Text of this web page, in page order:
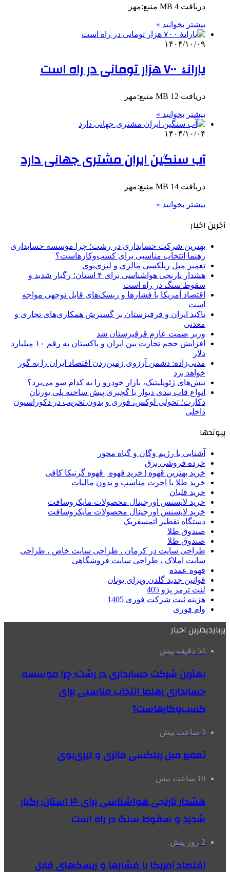
دریافت 4 MB منبع:مهر
بیشتر بخوانید »
۱۴۰۴/۱۰/۰۹
یارانۀ ۷۰۰ هزار تومانی در راه است
دریافت 12 MB منبع:مهر
بیشتر بخوانید »
۱۴۰۴/۱۰/۰۴
آب سنگین ایران مشتری جهانی دارد
دریافت 14 MB منبع:مهر
بیشتر بخوانید »
آخرین اخبار
بهترین شرکت حسابداری در رشت؛ چرا موسسه حسابداری
رهنما انتخاب مناسبی برای کسب‌وکارهاست؟
تعمیر مبل ریلکسی مالزی و لیزی‌بوی
هشدار نارنجی هواشناسی برای ۴ استان؛ رگبار شدید و
سقوط سنگ در راه است
اقتصاد آمریکا با فشارها و ریسک‌های قابل توجهی مواجه
است
تاکید ایران و قرقیزستان بر گسترش همکاری‌های تجاری و
معدنی
وزیر صمت عازم قرقیزستان شد
افزایش حجم تجارت بین ایران و پاکستان به رقم ۱۰ میلیارد
دلار
مدنی‌زاده: دشمن آرزوی زمین‌زدن اقتصاد ایران را به گور
خواهد برد
تنش‌های ژئوپلیتیک، بازار خودرو را به کدام سو می‌برد؟
انواع قاب بندی دیوار با گچبری پیش ساخته پلی یورتان
دکارت؛ تحولی لوکس، فوری و بدون تخریب در دکوراسیون
داخلی
پیوندها
آشنایی با رژیم وگان و گیاه محور
خرده فروشی برق
خرید بهترین قهوه | خرید قهوه | قهوه گرنیکا کافی
خرید طلا با اجرت مناسب و بدون مالیات
خرید قلیان
خرید لایسنس اورجینال محصولات مایکروسافت
خرید لایسنس اورجینال محصولات مایکروسافت
دستگاه تقطیر اتمسفریک
صندوق طلا
صندوق طلا
طراحی سایت در کرمان ، طراحی سایت خاص ، طراحی
سایت املاک ، طراحی سایت فروشگاهی
قهوه عمده
قوانین جدید گلدن ویزای یونان
لنت ترمز پژو 405
هزینه ثبت شرکت فوری 1405
وام فوری
پربازدیدترین اخبار
54 دقیقه پیش
بهترین شرکت حسابداری در رشت؛ چرا موسسه
حسابداری رهنما انتخاب مناسبی برای
کسب‌وکارهاست؟
3 ساعت پیش
تعمیر مبل ریلکسی مالزی و لیزی‌بوی
18 ساعت پیش
هشدار نارنجی هواشناسی برای ۴ استان؛ رگبار
شدید و سقوط سنگ در راه است
2 روز پیش
اقتصاد آمریکا با فشارها و ریسک‌های قابل